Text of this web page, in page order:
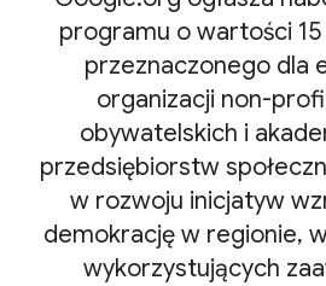
programu o wartości
przeznaczonego dla
organizacji non-
obywatelskich i
przedsiębiorstw
w rozwoju inicjatyw
demokrację w regionie,
wykorzystujących